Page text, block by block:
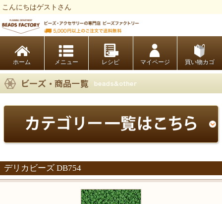
こんにちはゲストさん
ホーム レシピ マイページ 買い物カゴ
デリカビーズ DB754